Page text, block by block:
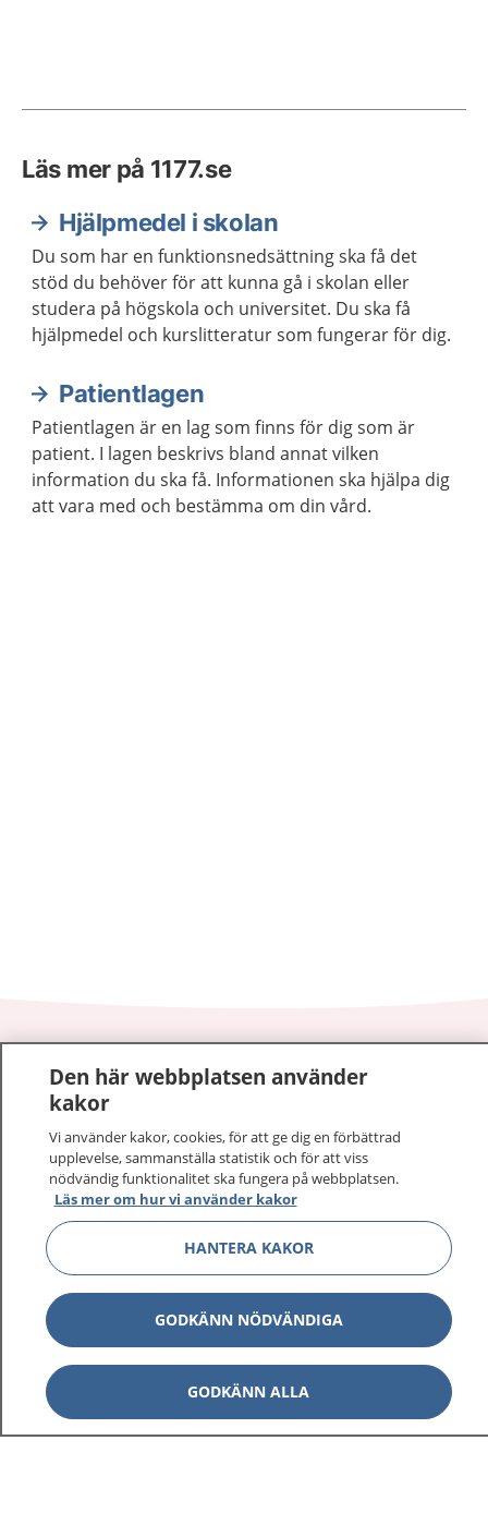
Läs mer på 1177.se
Hjälpmedel i skolan
Du som har en funktionsnedsättning ska få det
stöd du behöver för att kunna gå i skolan eller
studera på högskola och universitet. Du ska få
hjälpmedel och kurslitteratur som fungerar för dig.
Patientlagen
Patientlagen är en lag som finns för dig som är
patient. I lagen beskrivs bland annat vilken
information du ska få. Informationen ska hjälpa dig
att vara med och bestämma om din vård.
På 1177.se får du råd om hälsa och information om
sjukdomar och vilka mottagningar du kan kontakta.
Logga in för att läsa din journal och göra dina
vårdärenden. Ring telefonnummer 1177 för
sjukvårdsrådgivning dygnet runt.
1177 ger dig råd när du vill må bättre.
1177 på flera språk Visa
Om 1177 Visa
Den här webbplatsen använder
kakor
Vi använder kakor, cookies, för att ge dig en förbättrad
upplevelse, sammanställa statistik och för att viss
nödvändig funktionalitet ska fungera på webbplatsen.
Läs mer om hur vi använder kakor
HANTERA KAKOR
GODKÄNN NÖDVÄNDIGA
GODKÄNN ALLA